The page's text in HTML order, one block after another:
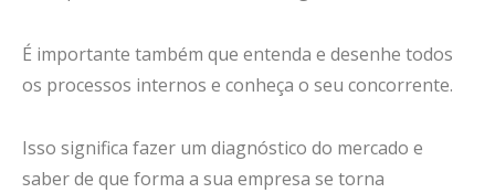
É importante também que entenda e desenhe todos
os processos internos e conheça o seu concorrente.
Isso significa fazer um diagnóstico do mercado e
saber de que forma a sua empresa se torna